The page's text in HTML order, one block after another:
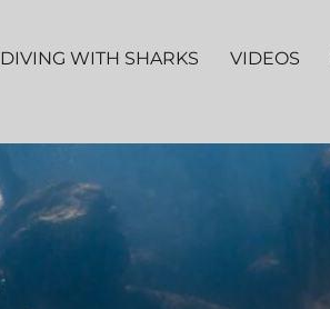
DIVING WITH SHARKS VIDEOS